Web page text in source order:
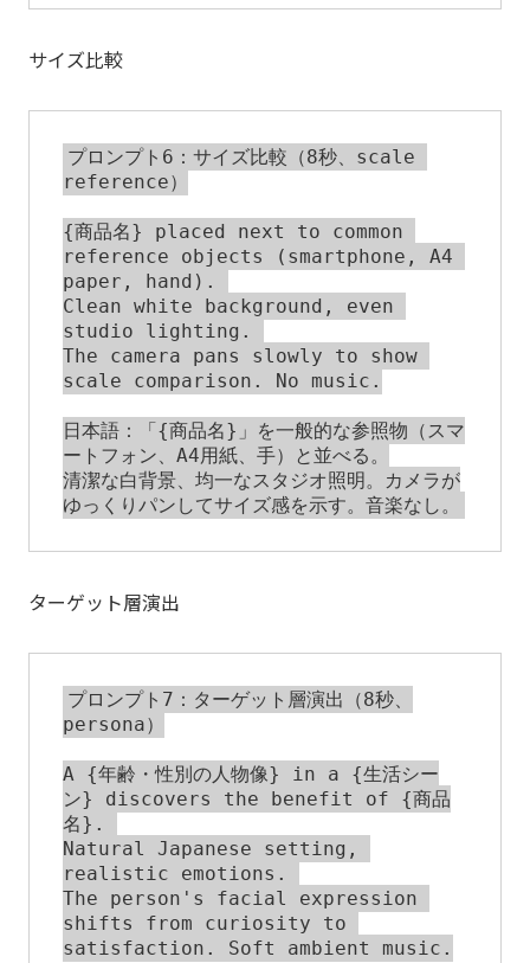
サイズ比較
プロンプト6：サイズ比較（8秒、scale
reference）
{商品名} placed next to common
reference objects (smartphone, A4
paper, hand).
Clean white background, even
studio lighting.
The camera pans slowly to show
scale comparison. No music.
日本語：「{商品名}」を一般的な参照物（スマ
ートフォン、A4用紙、手）と並べる。
清潔な白背景、均一なスタジオ照明。カメラが
ターゲット層演出
プロンプト7：ターゲット層演出（8秒、
persona）
A {年齢・性別の人物像} in a {生活シー
ン} discovers the benefit of {商品
名}.
Natural Japanese setting,
realistic emotions.
The person's facial expression
shifts from curiosity to
satisfaction. Soft ambient music.